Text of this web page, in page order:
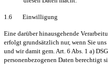
1.6 Einwilligung
Eine darüber hinausgehende
erfolgt grundsätzlich nur, wenn Sie
und wir damit gem. Art. 6 Abs. 1 a)
personenbezogenen Daten berechtigt